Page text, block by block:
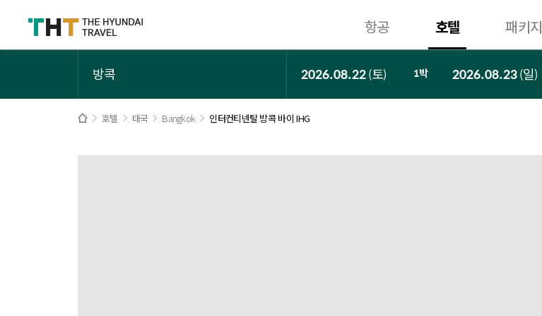
항공 호텔 패키지
방콕 2026.08.22(토) 1박 2026.08.23(일)
호텔 태국 Bangkok 인터컨티넨탈 방콕 바이 IHG